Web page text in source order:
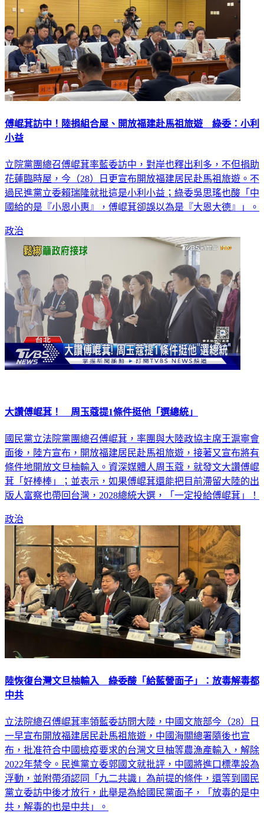
傅崐萁訪中！陸捐組合屋、開放福建赴馬祖旅遊 綠委：小利
小益
立院黨團總召傅崐萁率藍委訪中，對岸也釋出利多，不但捐助
花蓮臨時屋，今（28）日更宣布開放福建居民赴馬祖旅遊。不
過民進黨立委賴瑞隆就批這是小利小益；綠委吳思瑤也酸「中
國給的是『小恩小惠』，傅崐萁卻誤以為是『大恩大德』」。
政治
大讚傅崐萁！ 周玉蔻提1條件挺他「選總統」
國民黨立法院黨團總召傅崐萁，率團與大陸政協主席王滬寧會
面後，陸方宣布，開放福建居民赴馬祖旅遊，接著又宣布將有
條件地開放文旦柚輸入。資深媒體人周玉蔻，就發文大讚傅崐
萁「好棒棒」；並表示，如果傅崐萁還能把目前滯留大陸的出
版人富察也帶回台灣，2028總統大選，「一定投給傅崐萁」！
政治
陸恢復台灣文旦柚輸入 綠委酸「給藍營面子」：放毒解毒都
中共
立法院總召傅崐萁率領藍委訪問大陸，中國文旅部今（28）日
一早宣布開放福建居民赴馬祖旅遊，中國海關總署隨後也宣
布，批准符合中國檢疫要求的台灣文旦柚等農漁產輸入，解除
2022年禁令。民進黨立委郭國文就批評，中國將進口標準設為
浮動，並附帶須認同「九二共識」為前提的條件，還等到國民
黨立委訪中後才放行，此舉是為給國民黨面子，「放毒的是中
共，解毒的也是中共」。